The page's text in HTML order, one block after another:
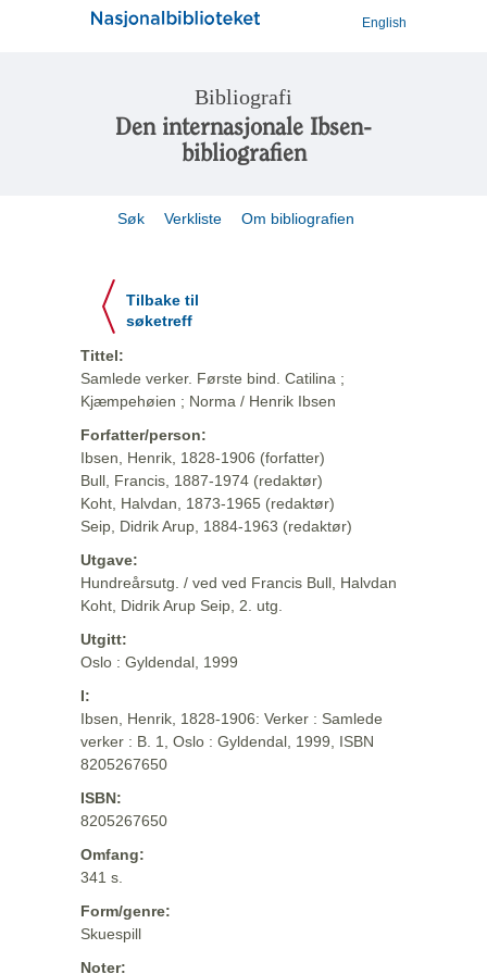
English
Bibliografi
Den internasjonale Ibsen-
bibliografien
Søk Verkliste Om bibliografien
Tilbake til
søketreff
Tittel:
Samlede verker. Første bind. Catilina ;
Kjæmpehøien ; Norma / Henrik Ibsen
Forfatter/person:
Ibsen, Henrik, 1828-1906 (forfatter)
Bull, Francis, 1887-1974 (redaktør)
Koht, Halvdan, 1873-1965 (redaktør)
Seip, Didrik Arup, 1884-1963 (redaktør)
Utgave:
Hundreårsutg. / ved ved Francis Bull, Halvdan
Koht, Didrik Arup Seip, 2. utg.
Utgitt:
Oslo : Gyldendal, 1999
I:
Ibsen, Henrik, 1828-1906: Verker : Samlede
verker : B. 1, Oslo : Gyldendal, 1999, ISBN
8205267650
ISBN:
8205267650
Omfang:
341 s.
Form/genre:
Skuespill
Noter: